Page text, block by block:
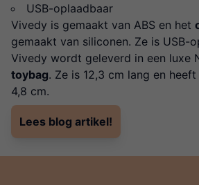
USB-oplaadbaar
Vivedy is gemaakt van ABS en het
gemaakt van siliconen. Ze is USB-
Vivedy wordt geleverd in een luxe
toybag. Ze is 12,3 cm lang en
4,8 cm.
Lees blog artikel!